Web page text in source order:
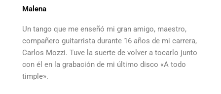
Malena
Un tango que me enseñó mi gran amigo, maestro,
compañero guitarrista durante 16 años de mi carrera,
Carlos Mozzi. Tuve la suerte de volver a tocarlo junto
con él en la grabación de mi último disco «A todo
timple».